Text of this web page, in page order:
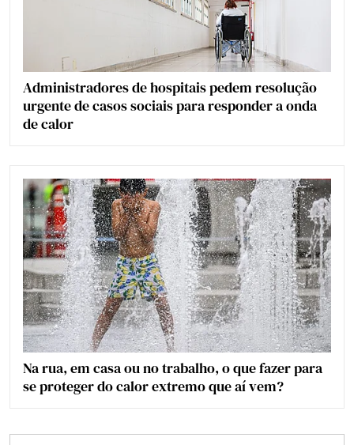
Administradores de hospitais pedem resolução
urgente de casos sociais para responder a onda
de calor
Na rua, em casa ou no trabalho, o que fazer para
se proteger do calor extremo que aí vem?